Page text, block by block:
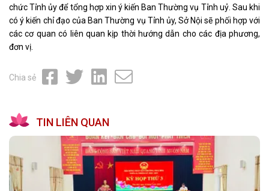
chức Tỉnh ủy để tổng hợp xin ý kiến Ban Thường vụ Tỉnh uỷ. Sau khi
có ý kiến chỉ đạo của Ban Thường vụ Tỉnh ủy, Sở Nội sẽ phối hợp với
các cơ quan có liên quan kịp thời hướng dẫn cho các địa phương,
đơn vị.
Chia sẻ
TIN LIÊN QUAN